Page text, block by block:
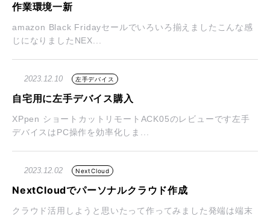
作業環境一新
amazon Black Fridayセールでいろいろ揃えましたこんな感
じになりましたNEX...
2023.12.10 左手デバイス
自宅用に左手デバイス購入
XPpen ショートカットリモートACK05のレビューです左手
デバイスはPC操作を効率化しま...
2023.12.02 NextCloud
NextCloudでパーソナルクラウド作成
クラウド活用しようと思いたって作ってみました発端は端末